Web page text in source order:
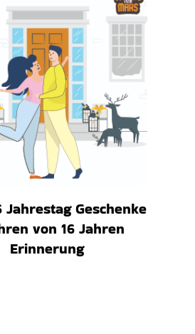
Jahrestag Geschenke
von 16 Jahren
Erinnerung